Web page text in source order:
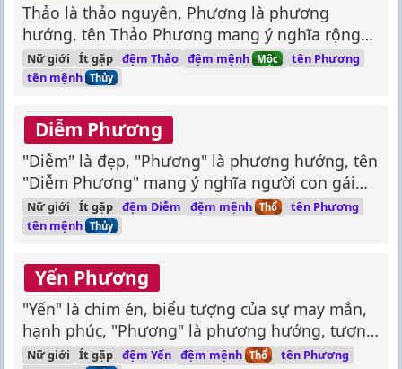
Thảo là thảo nguyên, Phương là phương
hướng, tên Thảo Phương mang ý nghĩa rộng
lớn, phóng khoáng.
Nữ giới Ít gặp đệm Thảo đệm mệnh Mộc
tên Phương
tên mệnh Thủy
Diễm Phương
"Diễm" là đẹp, "Phương" là phương hướng, tên
"Diễm Phương" mang ý nghĩa người con gái
xinh đẹp, rạng rỡ, tỏa sáng.
Nữ giới Ít gặp đệm Diễm đệm mệnh Thổ
tên Phương
tên mệnh Thủy
Yến Phương
"Yến" là chim én, biểu tượng của sự may mắn,
hạnh phúc, "Phương" là phương hướng, tương
lai, tên "Yến Phương" mang ý nghĩa tương lai
Nữ giới Ít gặp đệm Yến đệm mệnh Thổ
tên Phương